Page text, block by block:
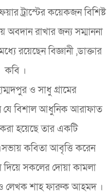
ট্রাস্টের কয়েকজন বিশিষ্ট
অবদান রাখার জন‍্য সম্মাননা
রয়েছেন বিজ্ঞানী ,ডাক্তার
কবি ।
ও সাধু গ্রামের
যে বিশাল আধুনিক আরাফাত
করা হয়েছে তার একটি
কবিতা আবৃত্তি করেন
সকলের দোয়া কামলা
ও লেখক শাহ ফারুক আহমদ ।